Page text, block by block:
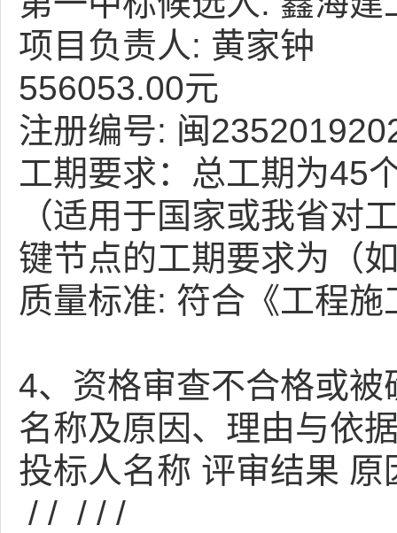
项目负责人: 黄家
556053.00元
注册编号: 闽
工期要求：总工期为45
（适用于国家或我省对
键节点的工期要求为（
质量标准: 符合《工程
4、资格审查不合格或
名称及原因、理由与依
投标人名称 评审结果
/ / / / /